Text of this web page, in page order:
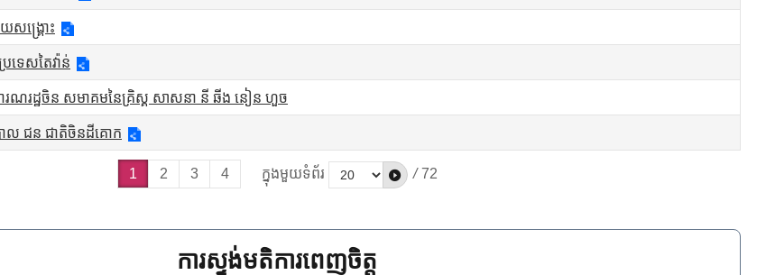
សង្គ្រោះ
ទេសតៃវ៉ាន់
ណរដ្ឋចិន សមាគមនៃគ្រិស្គ សាសនា នី ឆីង នៀន ហួច
ាល ជន ជាតិចិនដីគោក
1 2 3 4 ក្នុងមួយទំព័រ / 72
ការស្ទង់មតិការពេញចិត្ត